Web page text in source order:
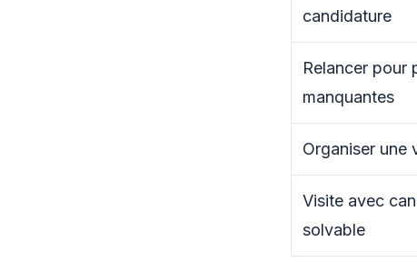
candidature
Relancer pour
manquantes
Organiser une
Visite avec
solvable